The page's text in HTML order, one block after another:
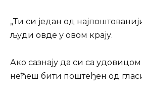
„Ти си један од
људи овде у овом крају.
Ако сазнају да си са
нећеш бити поштеђен од